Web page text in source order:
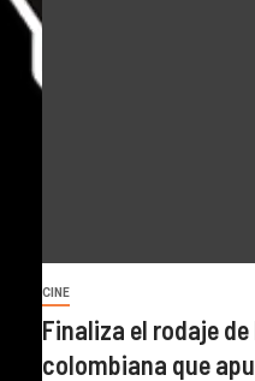
CINE
Finaliza el rodaje
colombiana que